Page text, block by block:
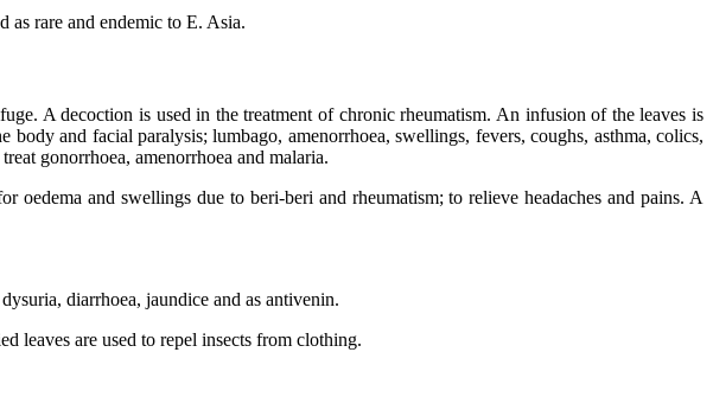
as rare and endemic to E. Asia.
A decoction is used in the treatment of chronic rheumatism. An infusion of the leaves is
and facial paralysis; lumbago, amenorrhoea, swellings, fevers, coughs, asthma, colics,
gonorrhoea, amenorrhoea and malaria.
and swellings due to beri-beri and rheumatism; to relieve headaches and pains. A
diarrhoea, jaundice and as antivenin.
leaves are used to repel insects from clothing.